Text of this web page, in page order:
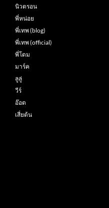
นิวตรอน
พี่หน่อย
พี่เทพ (blog)
พี่เทพ (official)
พี่โดม
มาร์ค
ลูลู่
วีร์
อ๊อต
เสี่ยต้น